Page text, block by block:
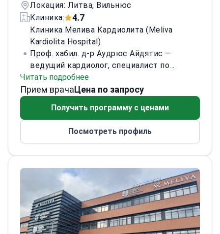
Локация: Литва, Вильнюс
Клиника:
4.7
Клиника Мелива Кардиолита (Meliva
Kardiolita Hospital)
Проф. хабил. д-р Аудрюс Айдятис —
ведущий кардиолог, специалист по
электрофизиологии и сердечно-
сосудистой хирургии. Он внедрил
Литве, первым провёл малоинвазивные
процедур в стране. Др. Айдятис — автор
Европейского общества кардиологов
(FESC) и других профессиональных
организаций. Он удостоен ряда наград,
включая звание Заслуженного врача
Литвы и Офицерский крест ордена
Великого князя Литовского Гедиминаса.
Читать подробнее
Прием врачаЦена по запросу
Получить программу с ценами
Посмотреть профиль